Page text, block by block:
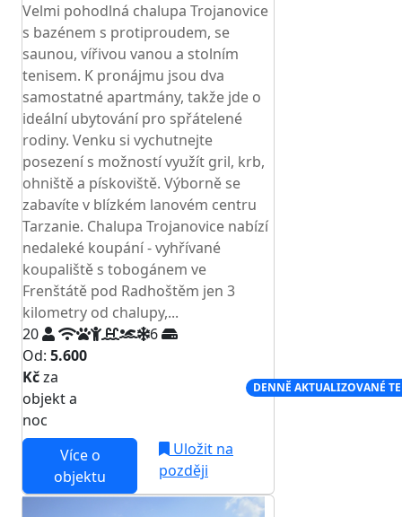
Velmi pohodlná chalupa Trojanovice
s bazénem s protiproudem, se
saunou, vířivou vanou a stolním
tenisem. K pronájmu jsou dva
samostatné apartmány, takže jde o
ideální ubytování pro spřátelené
rodiny. Venku si vychutnejte
posezení s možností využít gril, krb,
ohniště a pískoviště. Výborně se
zabavíte v blízkém lanovém centru
Tarzanie. Chalupa Trojanovice nabízí
nedaleké koupání - vyhřívané
koupaliště s tobogánem ve
Frenštátě pod Radhoštěm jen 3
kilometry od chalupy,...
20
6
Od: 5.600
Kčza
objekt a
noc
DENNĚ AKTUALIZOVANÉ
Více o
objektu
Uložit na
později